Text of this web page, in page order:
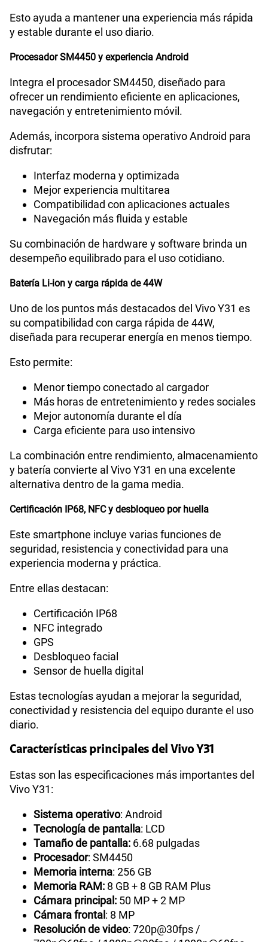
Esto ayuda a mantener una experiencia más rápida
y estable durante el uso diario.
Procesador SM4450 y experiencia Android
Integra el procesador SM4450, diseñado para
ofrecer un rendimiento eficiente en aplicaciones,
navegación y entretenimiento móvil.
Además, incorpora sistema operativo Android para
disfrutar:
Interfaz moderna y optimizada
Mejor experiencia multitarea
Compatibilidad con aplicaciones actuales
Navegación más fluida y estable
Su combinación de hardware y software brinda un
desempeño equilibrado para el uso cotidiano.
Batería Li-ion y carga rápida de 44W
Uno de los puntos más destacados del Vivo Y31 es
su compatibilidad con carga rápida de 44W,
diseñada para recuperar energía en menos tiempo.
Esto permite:
Menor tiempo conectado al cargador
Más horas de entretenimiento y redes sociales
Mejor autonomía durante el día
Carga eficiente para uso intensivo
La combinación entre rendimiento, almacenamiento
y batería convierte al Vivo Y31 en una excelente
alternativa dentro de la gama media.
Certificación IP68, NFC y desbloqueo por huella
Este smartphone incluye varias funciones de
seguridad, resistencia y conectividad para una
experiencia moderna y práctica.
Entre ellas destacan:
Certificación IP68
NFC integrado
GPS
Desbloqueo facial
Sensor de huella digital
Estas tecnologías ayudan a mejorar la seguridad,
conectividad y resistencia del equipo durante el uso
diario.
Características principales del Vivo Y31
Estas son las especificaciones más importantes del
Vivo Y31:
Sistema operativo: Android
Tecnología de pantalla: LCD
Tamaño de pantalla: 6.68 pulgadas
Procesador: SM4450
Memoria interna: 256 GB
Memoria RAM: 8 GB + 8 GB RAM Plus
Cámara principal: 50 MP + 2 MP
Cámara frontal : 8 MP
Resolución de video: 720p@30fps /